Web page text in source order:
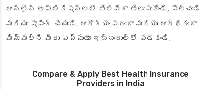
ఆన్‌లైన్ అప్లికేషన్‌లలో తెలివిగా తెలుసుకోండి, పోల్చండి
మరియు షాపింగ్ చేయండి. ఆరోగ్యం పరంగా మరియు ఆర్థికంగా
మిమ్మల్ని మీరు ఎప్పుడూ ఇబ్బందుల్లో పడకండి.
Compare & Apply Best Health Insurance
Providers in India